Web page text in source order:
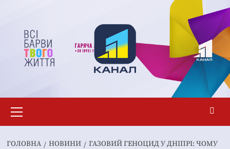
вмісту
меню
ГОЛОВНА НОВИНИ
ГАЗОВИЙ ГЕНОЦИД У ДНІПРІ: ЧОМУ